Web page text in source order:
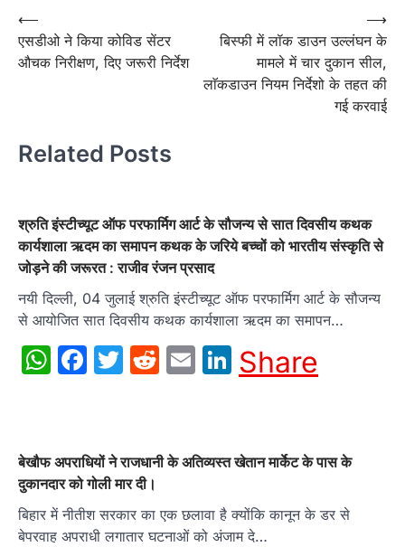
Post
navigation
⟵
एसडीओ ने किया कोविड सेंटर
औचक निरीक्षण, दिए जरूरी निर्देश
बिस्फी में लॉक डाउन उल्लंघन के
मामले में चार दुकान सील,
लाॅकडाउन नियम निर्देशो के तहत की
गई करवाई
⟶
Related Posts
श्रुति इंस्टीच्यूट ऑफ परफार्मिग आर्ट के सौजन्य से सात दिवसीय कथक
कार्यशाला ऋदम का समापन कथक के जरिये बच्चों को भारतीय संस्कृति से
जोड़ने की जरूरत : राजीव रंजन प्रसाद
नयी दिल्ली, 04 जुलाई श्रुति इंस्टीच्यूट ऑफ परफार्मिग आर्ट के सौजन्य
से आयोजित सात दिवसीय कथक कार्यशाला ऋदम का समापन…
WhatsApp
Facebook
Twitter
Reddit
EmailLinkedIn
Share
बेखौफ अपराधियों ने राजधानी के अतिव्यस्त खेतान मार्केट के पास के
दुकानदार को गोली मार दी।
बिहार में नीतीश सरकार का एक छलावा है क्योंकि कानून के डर से
बेपरवाह अपराधी लगातार घटनाओं को अंजाम दे…